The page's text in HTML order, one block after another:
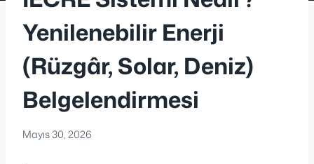
Yenilenebilir Enerji
(Rüzgâr, Solar, Deniz)
Belgelendirmesi
Mayıs 30, 2026